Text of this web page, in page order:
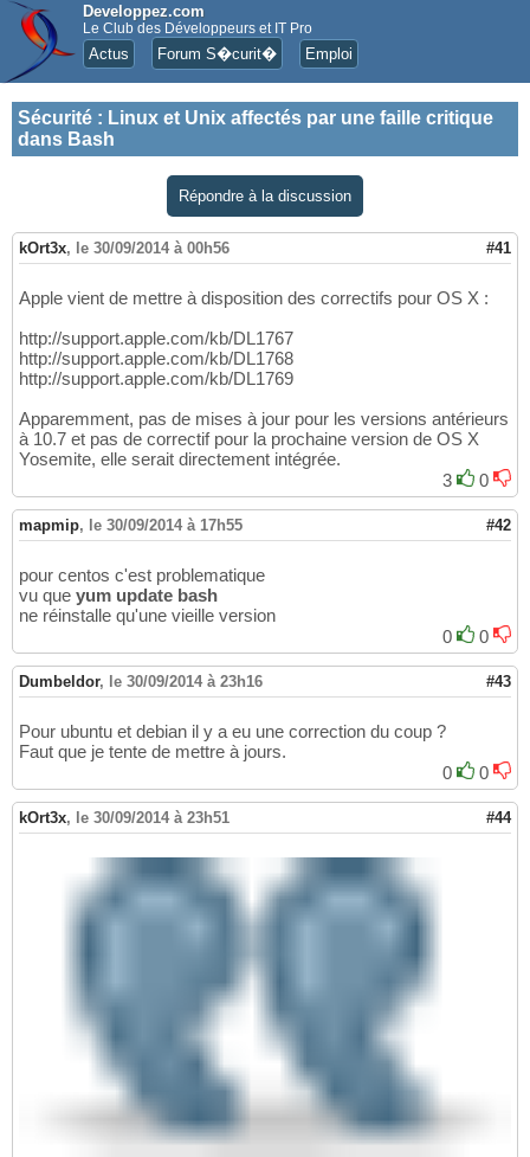
Developpez.com
Le Club des Développeurs et IT Pro
Actus Forum S�curit� Emploi
Sécurité : Linux et Unix affectés par une faille critique
dans Bash
Répondre à la discussion
kOrt3x, le 30/09/2014 à 00h56 #41
Apple vient de mettre à disposition des correctifs pour OS X :
http://support.apple.com/kb/DL1767
http://support.apple.com/kb/DL1768
http://support.apple.com/kb/DL1769
Apparemment, pas de mises à jour pour les versions antérieurs
à 10.7 et pas de correctif pour la prochaine version de OS X
Yosemite, elle serait directement intégrée.
3
0
mapmip, le 30/09/2014 à 17h55 #42
pour centos c'est problematique
vu que yum update bash
ne réinstalle qu'une vieille version
0
0
Dumbeldor, le 30/09/2014 à 23h16 #43
Pour ubuntu et debian il y a eu une correction du coup ?
Faut que je tente de mettre à jours.
0
0
kOrt3x, le 30/09/2014 à 23h51 #44